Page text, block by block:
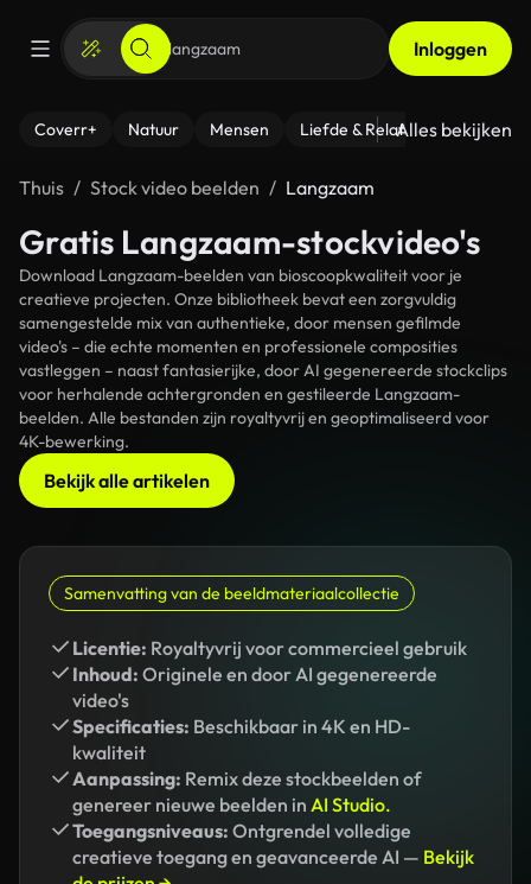
Inloggen
Coverr+ Natuur Mensen Liefde & Relaties - Fitness
Alles bekijken
Thuis Stock video beelden Langzaam
Gratis Langzaam-stockvideo's
Download Langzaam-beelden van bioscoopkwaliteit voor je
creatieve projecten. Onze bibliotheek bevat een zorgvuldig
samengestelde mix van authentieke, door mensen gefilmde
video's – die echte momenten en professionele composities
vastleggen – naast fantasierijke, door AI gegenereerde stockclips
voor herhalende achtergronden en gestileerde Langzaam-
beelden. Alle bestanden zijn royaltyvrij en geoptimaliseerd voor
4K-bewerking.
Bekijk alle artikelen
Samenvatting van de beeldmateriaalcollectie
Licentie: Royaltyvrij voor commercieel gebruik
Inhoud: Originele en door AI gegenereerde
video's
Specificaties: Beschikbaar in 4K en HD-
kwaliteit
Aanpassing: Remix deze stockbeelden of
genereer nieuwe beelden in AI Studio.
Toegangsniveaus: Ontgrendel volledige
creatieve toegang en geavanceerde AI — Bekijk